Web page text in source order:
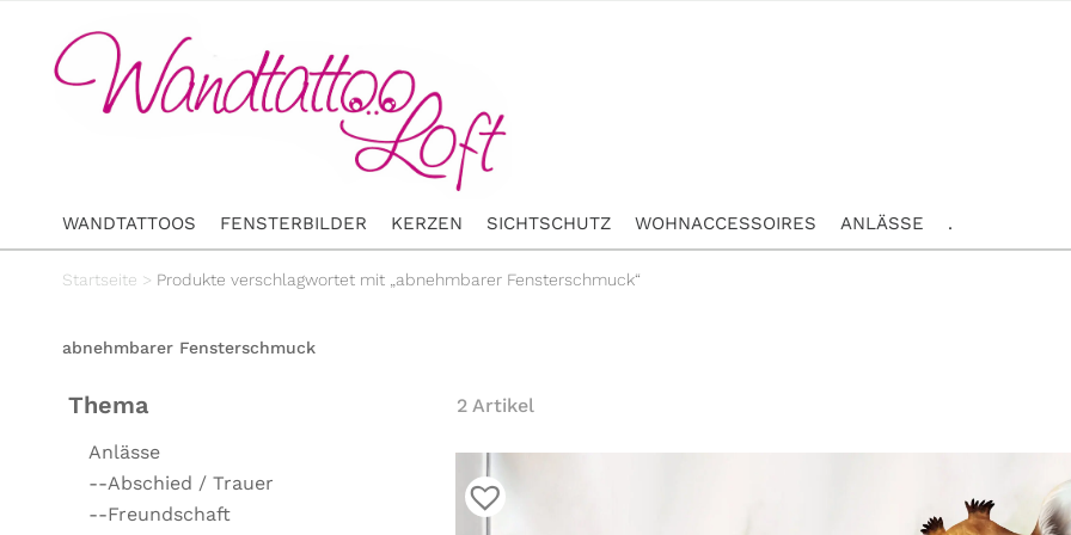
WANDTATTOOS FENSTERBILDER KERZEN SICHTSCHUTZ WOHNACCESSOIRES ANLÄSSE .
Startseite > Produkte verschlagwortet mit „abnehmbarer Fensterschmuck“
abnehmbarer Fensterschmuck
Thema
Anlässe
--Abschied / Trauer
--Freundschaft
2 Artikel